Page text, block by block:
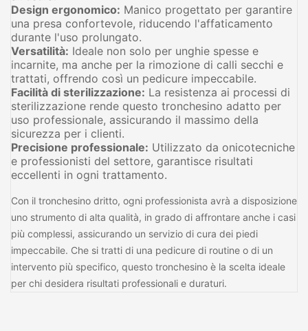
Design ergonomico: Manico progettato per garantire
una presa confortevole, riducendo l'affaticamento
durante l'uso prolungato.
Versatilità: Ideale non solo per unghie spesse e
incarnite, ma anche per la rimozione di calli secchi e
trattati, offrendo così un pedicure impeccabile.
Facilità di sterilizzazione: La resistenza ai processi di
sterilizzazione rende questo tronchesino adatto per
uso professionale, assicurando il massimo della
sicurezza per i clienti.
Precisione professionale: Utilizzato da onicotecniche
e professionisti del settore, garantisce risultati
eccellenti in ogni trattamento.
Con il tronchesino dritto, ogni professionista avrà a disposizione
uno strumento di alta qualità, in grado di affrontare anche i casi
più complessi, assicurando un servizio di cura dei piedi
impeccabile. Che si tratti di una pedicure di routine o di un
intervento più specifico, questo tronchesino è la scelta ideale
per chi desidera risultati professionali e duraturi.